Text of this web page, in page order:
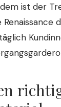
ist der
Renaissance